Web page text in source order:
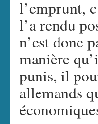
l’emprunt,
l’a rendu
n’est donc
manière
punis, il
allemands